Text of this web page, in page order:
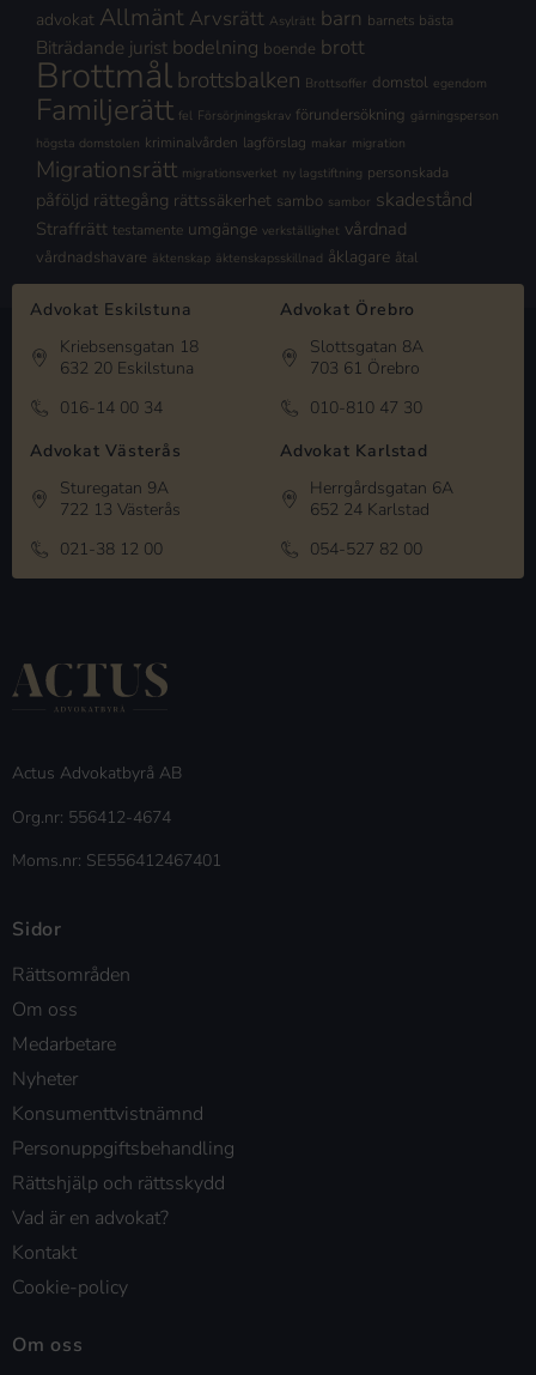
advokat Allmänt Arvsrätt Asylrätt barn barnets bästa
Biträdande jurist bodelning boende brott
Brottmålbrottsbalken Brottsoffer domstol egendom
Familjerätt fel Försörjningskrav förundersökning gärningsperson
högsta domstolen kriminalvården lagförslag makar migration
Migrationsrätt migrationsverket ny lagstiftning personskada
påföljd rättegång rättssäkerhet sambo sambor skadestånd
Straffrätt testamente umgänge verkställighet vårdnad
vårdnadshavare äktenskap äktenskapsskillnad åklagare åtal
Advokat Eskilstuna
Kriebsensgatan 18
632 20 Eskilstuna
016-14 00 34
Advokat Örebro
Slottsgatan 8A
703 61 Örebro
010-810 47 30
Advokat Västerås
Sturegatan 9A
722 13 Västerås
021-38 12 00
Advokat Karlstad
Herrgårdsgatan 6A
652 24 Karlstad
054-527 82 00
Actus Advokatbyrå AB
Org.nr: 556412-4674
Moms.nr: SE556412467401
Sidor
Rättsområden
Om oss
Medarbetare
Nyheter
Konsumenttvistnämnd
Personuppgiftsbehandling
Rättshjälp och rättsskydd
Vad är en advokat?
Kontakt
Cookie-policy
Om oss